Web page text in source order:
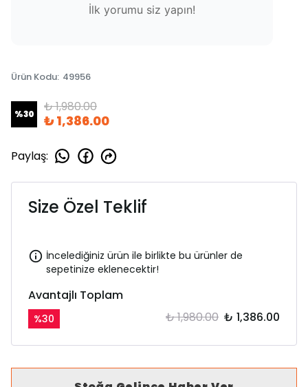
İlk yorumu siz yapın!
Ürün Kodu: 49956
%30 ₺ 1,980.00
₺ 1,386.00
Paylaş:
Size Özel Teklif
İncelediğiniz ürün ile birlikte bu ürünler de
sepetinize eklenecektir!
Avantajlı Toplam
%30 ₺ 1,980.00 ₺ 1,386.00